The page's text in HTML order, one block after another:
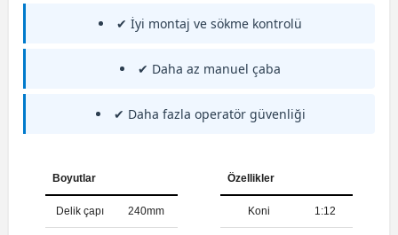
✔ İyi montaj ve sökme kontrolü
✔ Daha az manuel çaba
✔ Daha fazla operatör güvenliği
Boyutlar
Delik çapı 240mm
Özellikler
Koni 1:12